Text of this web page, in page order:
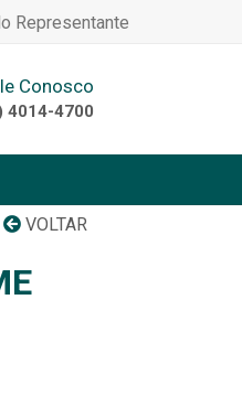
Representante
Conosco
4014-4700
VOLTAR